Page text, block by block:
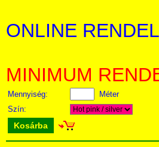
ONLINE
MINIMUM
Mennyiség:
Méter
Szín:
Kosárba